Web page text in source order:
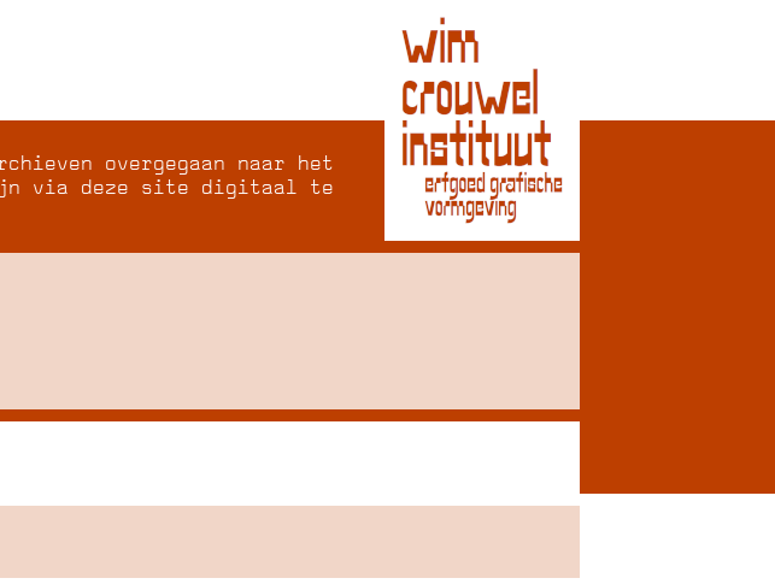
overgegaan naar het
via deze site digitaal te